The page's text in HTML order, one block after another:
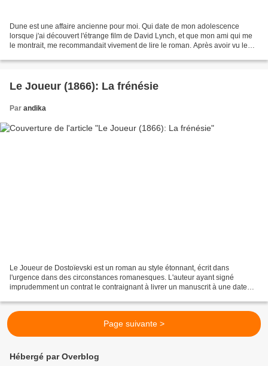
Dune est une affaire ancienne pour moi. Qui date de mon adolescence
lorsque j'ai découvert l'étrange film de David Lynch, et que mon ami qui me
le montrait, me recommandait vivement de lire le roman. Après avoir vu le
Le Joueur (1866): La frénésie
Par andika
Le Joueur de Dostoïevski est un roman au style étonnant, écrit dans
l'urgence dans des circonstances romanesques. L'auteur ayant signé
imprudemment un contrat le contraignant à livrer un manuscrit à une date
Page suivante >
Hébergé par Overblog